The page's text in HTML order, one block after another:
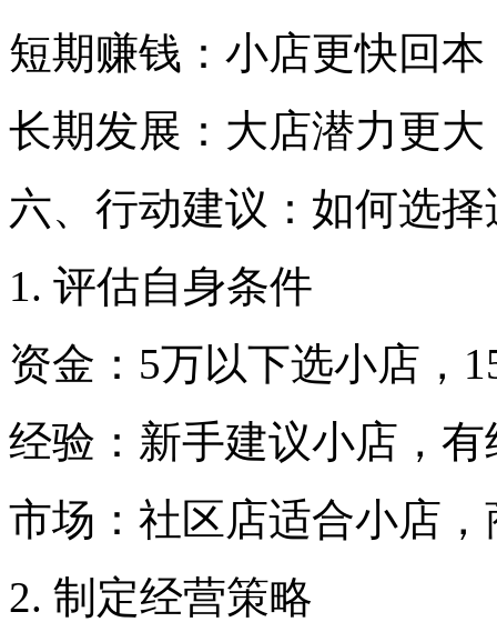
短期赚钱：小店更快回本
长期发展：大店潜力更大
六、行动建议：如何选
1. 评估自身条件
资金：5万以下选小店，
经验：新手建议小店，
市场：社区店适合小店
2. 制定经营策略